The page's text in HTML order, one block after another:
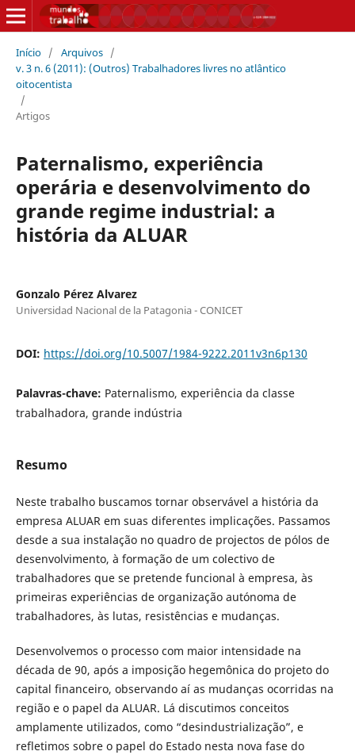
Início / Arquivos /
v. 3 n. 6 (2011): (Outros) Trabalhadores livres no atlântico
oitocentista
/
Artigos
Paternalismo, experiência
operária e desenvolvimento do
grande regime industrial: a
história da ALUAR
Gonzalo Pérez Alvarez
Universidad Nacional de la Patagonia - CONICET
DOI: https://doi.org/10.5007/1984-9222.2011v3n6p130
Palavras-chave: Paternalismo, experiência da classe
trabalhadora, grande indústria
Resumo
Neste trabalho buscamos tornar observável a história da
empresa ALUAR em suas diferentes implicações. Passamos
desde a sua instalação no quadro de projectos de pólos de
desenvolvimento, à formação de um colectivo de
trabalhadores que se pretende funcional à empresa, às
primeiras experiências de organização autónoma de
trabalhadores, às lutas, resistências e mudanças.
Desenvolvemos o processo com maior intensidade na
década de 90, após a imposição hegemônica do projeto do
capital financeiro, observando aí as mudanças ocorridas na
região e o papel da ALUAR. Lá discutimos conceitos
amplamente utilizados, como “desindustrialização”, e
refletimos sobre o papel do Estado nesta nova fase do